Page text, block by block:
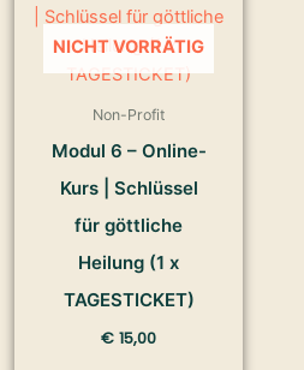
NICHT VORRÄTIG
Non-Profit
Modul 6 – Online-
Kurs | Schlüssel
für göttliche
Heilung (1 x
TAGESTICKET)
€ 15,00